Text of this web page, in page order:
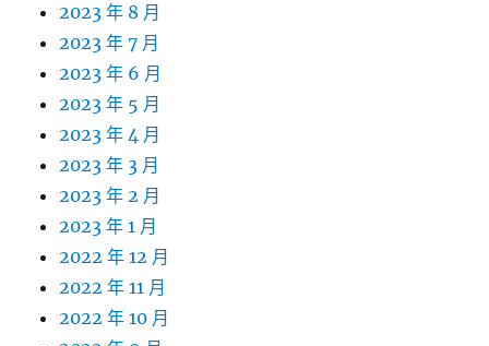
2023 年 8 月
2023 年 7 月
2023 年 6 月
2023 年 5 月
2023 年 4 月
2023 年 3 月
2023 年 2 月
2023 年 1 月
2022 年 12 月
2022 年 11 月
2022 年 10 月